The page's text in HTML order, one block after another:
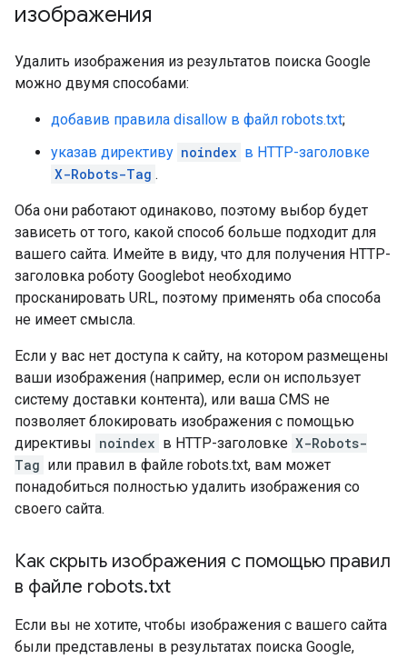
изображения
Удалить изображения из результатов поиска Google
можно двумя способами:
добавив правила disallow в файл robots.txt;
указав директиву noindex в HTTP-заголовке
X-Robots-Tag .
Оба они работают одинаково, поэтому выбор будет
зависеть от того, какой способ больше подходит для
вашего сайта. Имейте в виду, что для получения HTTP-
заголовка роботу Googlebot необходимо
просканировать URL, поэтому применять оба способа
не имеет смысла.
Если у вас нет доступа к сайту, на котором размещены
ваши изображения (например, если он использует
систему доставки контента), или ваша CMS не
позволяет блокировать изображения с помощью
директивы noindex в HTTP-заголовке X-Robots-
Tag или правил в файле robots.txt, вам может
понадобиться полностью удалить изображения со
своего сайта.
Как скрыть изображения с помощью правил
в файле robots.txt
Если вы не хотите, чтобы изображения с вашего сайта
были представлены в результатах поиска Google,